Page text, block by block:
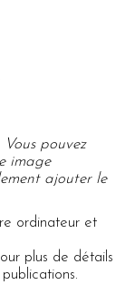
pouvez
image
ajouter le
ordinateur et
plus de détails